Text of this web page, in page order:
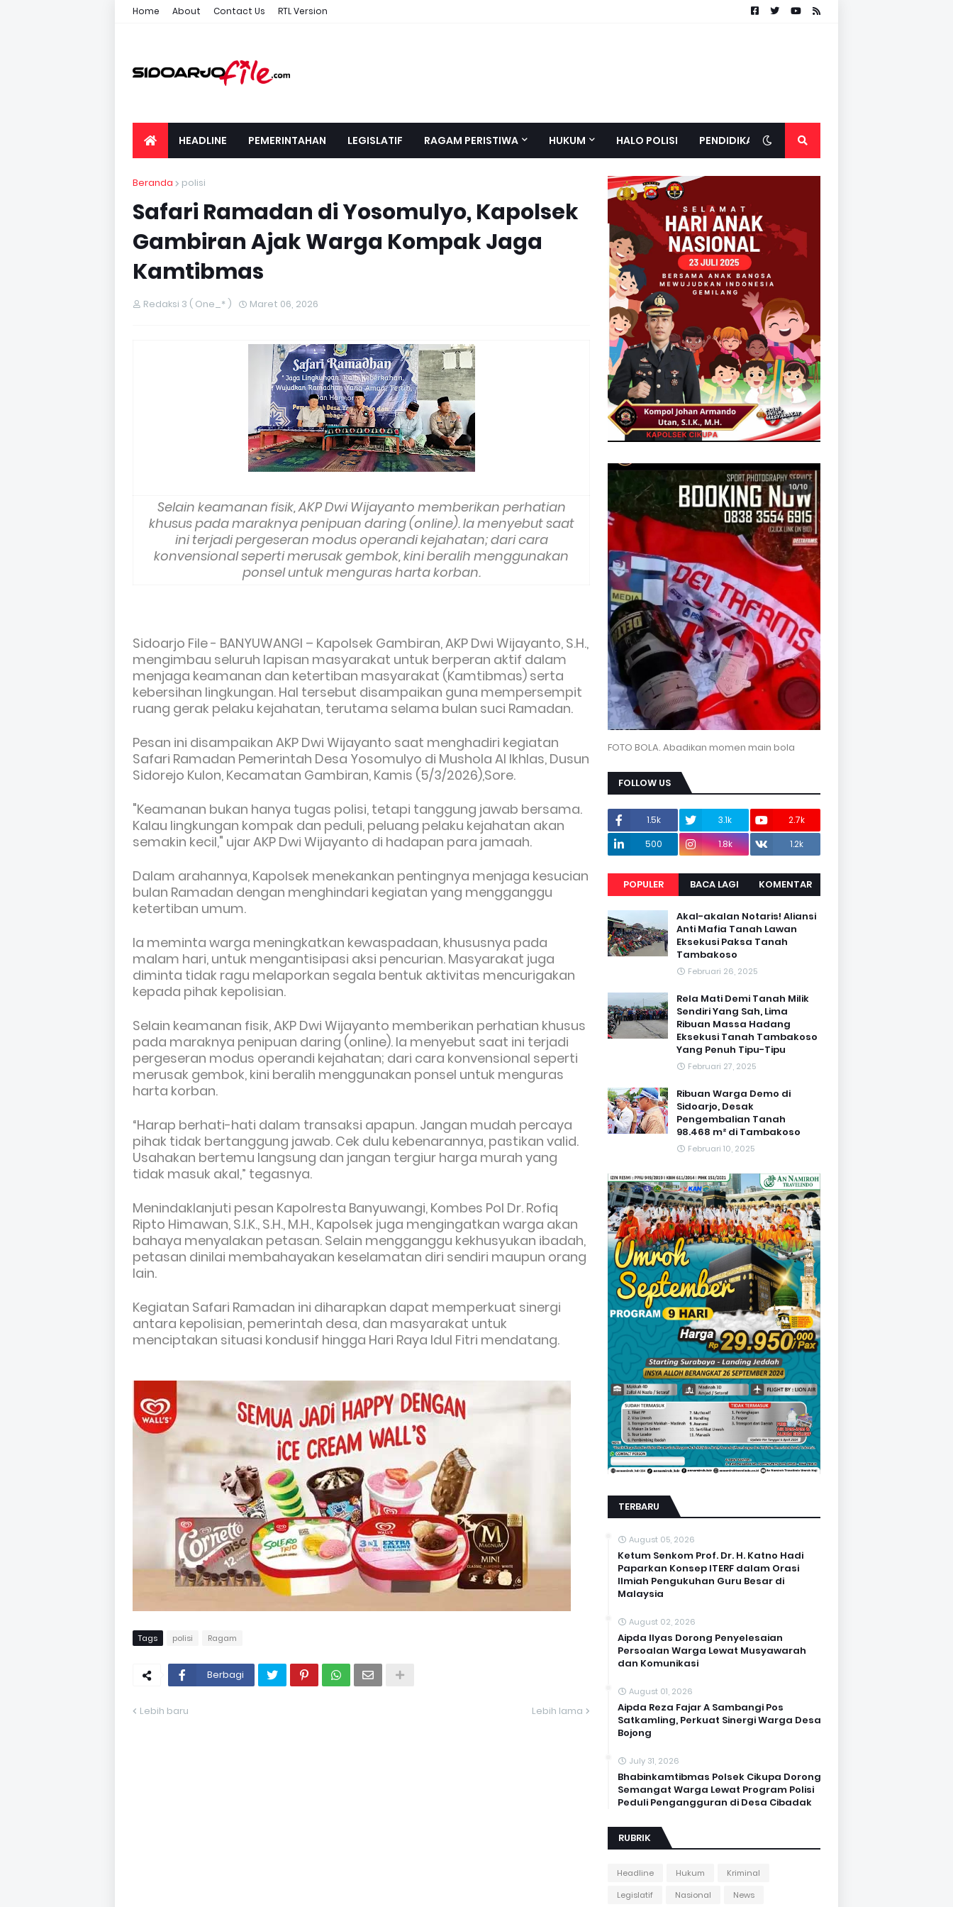
Home About Contact Us RTL Version
HEADLINE PEMERINTAHAN LEGISLATIF RAGAM PERISTIWA HUKUM HALO POLISI PENDIDIKAN
Beranda polisi
Safari Ramadan di Yosomulyo, Kapolsek
Gambiran Ajak Warga Kompak Jaga
Kamtibmas
Redaksi 3 ( One_* ) Maret 06, 2026
Selain keamanan fisik, AKP Dwi Wijayanto memberikan perhatian
khusus pada maraknya penipuan daring (online). Ia menyebut saat
ini terjadi pergeseran modus operandi kejahatan; dari cara
konvensional seperti merusak gembok, kini beralih menggunakan
ponsel untuk menguras harta korban.
Sidoarjo File - BANYUWANGI – Kapolsek Gambiran, AKP Dwi Wijayanto, S.H.,
mengimbau seluruh lapisan masyarakat untuk berperan aktif dalam
menjaga keamanan dan ketertiban masyarakat (Kamtibmas) serta
kebersihan lingkungan. Hal tersebut disampaikan guna mempersempit
ruang gerak pelaku kejahatan, terutama selama bulan suci Ramadan.
Pesan ini disampaikan AKP Dwi Wijayanto saat menghadiri kegiatan
Safari Ramadan Pemerintah Desa Yosomulyo di Mushola Al Ikhlas, Dusun
Sidorejo Kulon, Kecamatan Gambiran, Kamis (5/3/2026),Sore.
"Keamanan bukan hanya tugas polisi, tetapi tanggung jawab bersama.
Kalau lingkungan kompak dan peduli, peluang pelaku kejahatan akan
semakin kecil," ujar AKP Dwi Wijayanto di hadapan para jamaah.
Dalam arahannya, Kapolsek menekankan pentingnya menjaga kesucian
bulan Ramadan dengan menghindari kegiatan yang mengganggu
ketertiban umum.
Ia meminta warga meningkatkan kewaspadaan, khususnya pada
malam hari, untuk mengantisipasi aksi pencurian. Masyarakat juga
diminta tidak ragu melaporkan segala bentuk aktivitas mencurigakan
kepada pihak kepolisian.
Selain keamanan fisik, AKP Dwi Wijayanto memberikan perhatian khusus
pada maraknya penipuan daring (online). Ia menyebut saat ini terjadi
pergeseran modus operandi kejahatan; dari cara konvensional seperti
merusak gembok, kini beralih menggunakan ponsel untuk menguras
harta korban.
“Harap berhati-hati dalam transaksi apapun. Jangan mudah percaya
pihak tidak bertanggung jawab. Cek dulu kebenarannya, pastikan valid.
Usahakan bertemu langsung dan jangan tergiur harga murah yang
tidak masuk akal,” tegasnya.
Menindaklanjuti pesan Kapolresta Banyuwangi, Kombes Pol Dr. Rofiq
Ripto Himawan, S.I.K., S.H., M.H., Kapolsek juga mengingatkan warga akan
bahaya menyalakan petasan. Selain mengganggu kekhusyukan ibadah,
petasan dinilai membahayakan keselamatan diri sendiri maupun orang
lain.
Kegiatan Safari Ramadan ini diharapkan dapat memperkuat sinergi
antara kepolisian, pemerintah desa, dan masyarakat untuk
menciptakan situasi kondusif hingga Hari Raya Idul Fitri mendatang.
Tags polisi Ragam
Berbagi
Lebih baru Lebih lama
FOTO BOLA. Abadikan momen main bola
FOLLOW US
1.5k 3.1k
2.7k
500
1.8k 1.2k
POPULER BACA LAGI KOMENTAR
Akal-akalan Notaris! Aliansi
Anti Mafia Tanah Lawan
Eksekusi Paksa Tanah
Tambakoso
Februari 26, 2025
Rela Mati Demi Tanah Milik
Sendiri Yang Sah, Lima
Ribuan Massa Hadang
Eksekusi Tanah Tambakoso
Yang Penuh Tipu-Tipu
Februari 27, 2025
Ribuan Warga Demo di
Sidoarjo, Desak
Pengembalian Tanah
98.468 m² di Tambakoso
Februari 10, 2025
TERBARU
August 05, 2026
Ketum Senkom Prof. Dr. H. Katno Hadi
Paparkan Konsep ITERF dalam Orasi
Ilmiah Pengukuhan Guru Besar di
Malaysia
August 02, 2026
Aipda Ilyas Dorong Penyelesaian
Persoalan Warga Lewat Musyawarah
dan Komunikasi
August 01, 2026
Aipda Reza Fajar A Sambangi Pos
Satkamling, Perkuat Sinergi Warga Desa
Bojong
July 31, 2026
Bhabinkamtibmas Polsek Cikupa Dorong
Semangat Warga Lewat Program Polisi
Peduli Pengangguran di Desa Cibadak
RUBRIK
Headline Hukum
Kriminal
Legislatif
Nasional News